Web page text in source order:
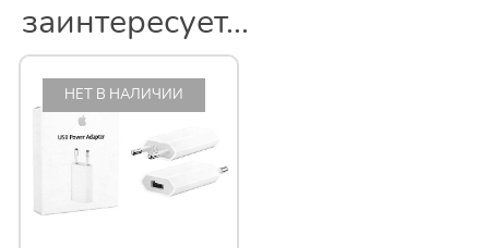
заинтересует...
НЕТ В НАЛИЧИИ